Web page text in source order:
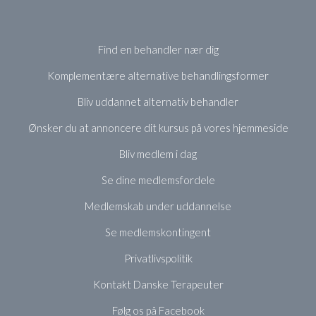
Find en behandler nær dig
Komplementære alternative behandlingsformer
Bliv uddannet alternativ behandler
Ønsker du at annoncere dit kursus på vores hjemmeside
Bliv medlem i dag
Se dine medlemsfordele
Medlemskab under uddannelse
Se medlemskontingent
Privatlivspolitik
Kontakt Danske Terapeuter
Følg os på Facebook